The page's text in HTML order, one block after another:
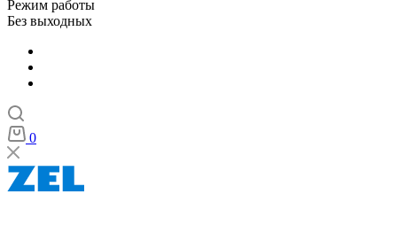
Режим работы
Без выходных
0